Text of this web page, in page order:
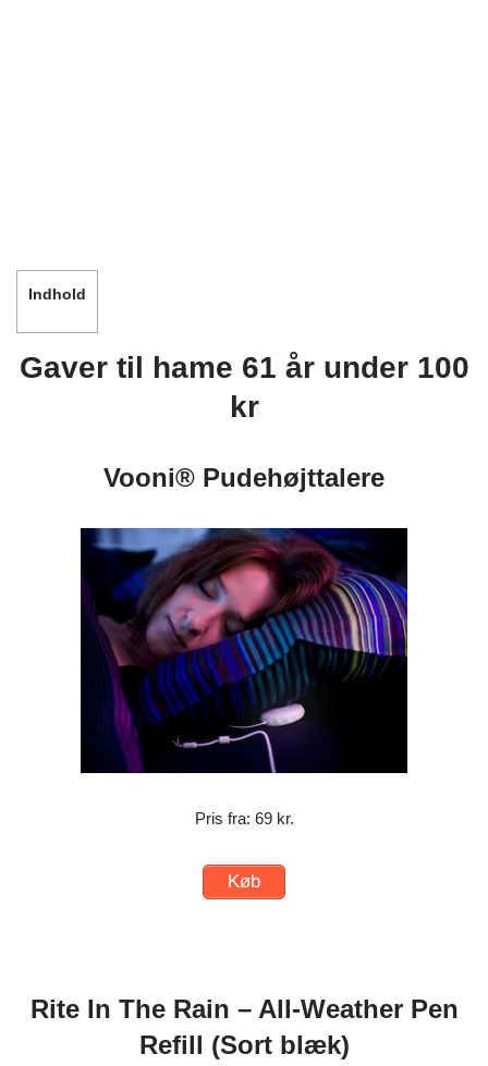
Indhold
Gaver til hame 61 år under 100
kr
Vooni® Pudehøjttalere
Pris fra: 69 kr.
Køb
Rite In The Rain – All-Weather Pen
Refill (Sort blæk)